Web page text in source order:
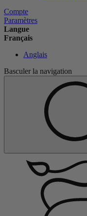
Compte
Paramètres
Langue
Français
Anglais
Basculer la navigation